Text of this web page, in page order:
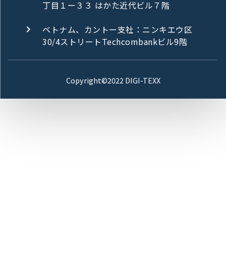
丁目１ー３３ はかた近代ビル７階
ベトナム、カントー支社：ニンキエウ区
30/4ストリートTechcombankビル9階
Copyright©2022 DIGI-TEXX